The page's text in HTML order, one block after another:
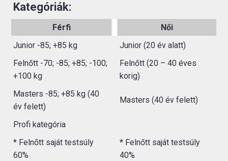
Kategóriák:
Férfi
Női
Junior -85; +85 kg
Junior (20 év alatt)
Felnőtt -70; -85; +85; -100;
+100 kg
Felnőtt (20 – 40 éves
korig)
Masters -85; +85 kg (40
év felett)
Masters (40 év felett)
Profi kategória
* Felnőtt saját testsúly
60%
* Felnőtt saját testsúly
40%